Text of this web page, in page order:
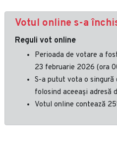
Votul online s-a
Reguli vot online
Perioada de votare a
23 februarie 2026 (ora
S-a putut vota o singură
folosind aceeași adresă
Votul online contează